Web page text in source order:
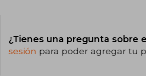
¿Tienes una pregunta sobre
sesión para poder agregar tu